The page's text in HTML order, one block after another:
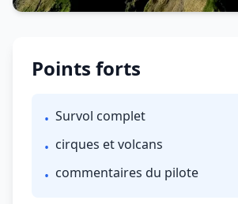
Points forts
• Survol complet
• cirques et volcans
• commentaires du pilote